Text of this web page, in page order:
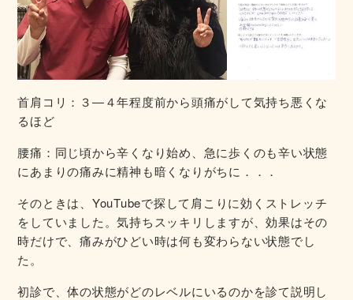
首肩コリ：３―４年程度前から頭痛がして気持ち悪くな
るほど
腰痛：同じ頃から辛くなり始め、急に歩くのも辛い状態
にあまりの痛みに精神も暗くなりがちに．．．
そのときは、YouTubeで探して肩こりに効くストレッチ
をしていました。気持ちスッキリしますが、効果はその
時だけで、痛みがひどい時は何も変わらない状態でし
た。
初診で、体の状態がどのレベルにいるのかを診て説明し